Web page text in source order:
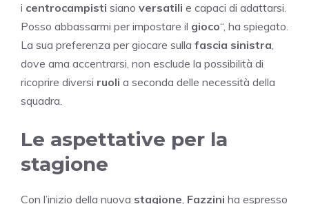
i centrocampisti siano versatili e capaci di adattarsi.
Posso abbassarmi per impostare il gioco“, ha spiegato.
La sua preferenza per giocare sulla fascia sinistra,
dove ama accentrarsi, non esclude la possibilità di
ricoprire diversi ruoli a seconda delle necessità della
squadra.
Le aspettative per la
stagione
Con l’inizio della nuova stagione, Fazzini ha espresso